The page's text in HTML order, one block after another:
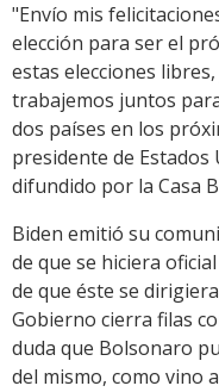
"Envío mis
elección para ser el
estas elecciones
trabajemos juntos
dos países en los
presidente de Estados
difundido por la Casa
Biden emitió su
de que se hiciera
de que éste se
Gobierno cierra filas
duda que Bolsonaro
del mismo, como vino